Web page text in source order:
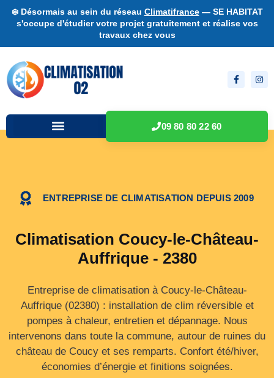
❄️ Désormais au sein du réseau Climatifrance— SE HABITAT
s'occupe d'étudier votre projet gratuitement et réalise vos
travaux chez vous
09 80 80 22 60
ENTREPRISE DE CLIMATISATION DEPUIS 2009
Climatisation Coucy-le-Château-
Auffrique - 2380
Entreprise de climatisation à Coucy-le-Château-
Auffrique (02380) : installation de clim réversible et
pompes à chaleur, entretien et dépannage. Nous
intervenons dans toute la commune, autour de ruines du
château de Coucy et ses remparts. Confort été/hiver,
économies d’énergie et finitions soignées.